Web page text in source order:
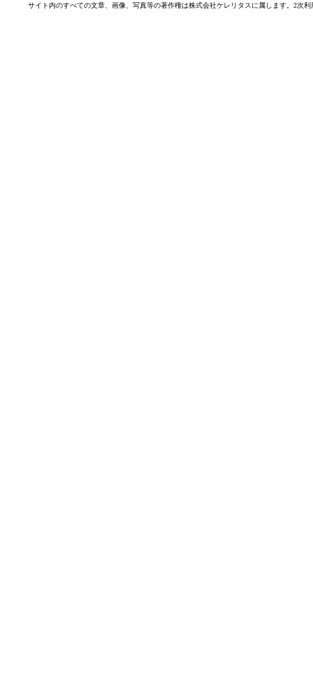
サイト内のすべての文章、画像、写真等の著作権は株式会社ケレリタスに属します。2次